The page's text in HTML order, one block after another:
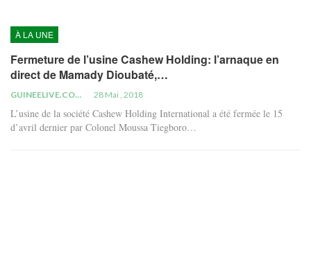
À LA UNE
Fermeture de l’usine Cashew Holding: l’arnaque en
direct de Mamady Dioubaté,…
GUINEELIVE.COM 28 Mai , 2018
L’usine de la société Cashew Holding International a été fermée le 15
d’avril dernier par Colonel Moussa Tiegboro…